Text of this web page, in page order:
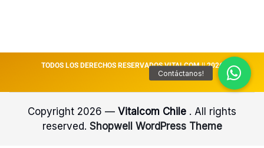
TODOS LOS DERECHOS RESERVADOS VITALCOM || 2026
Copyright 2026 — Vitalcom Chile . All rights
reserved. Shopwell WordPress Theme